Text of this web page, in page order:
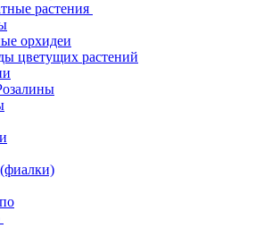
растения
орхидеи
цветущих растений